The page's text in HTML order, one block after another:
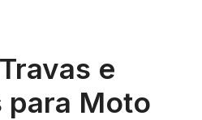
e
para Moto